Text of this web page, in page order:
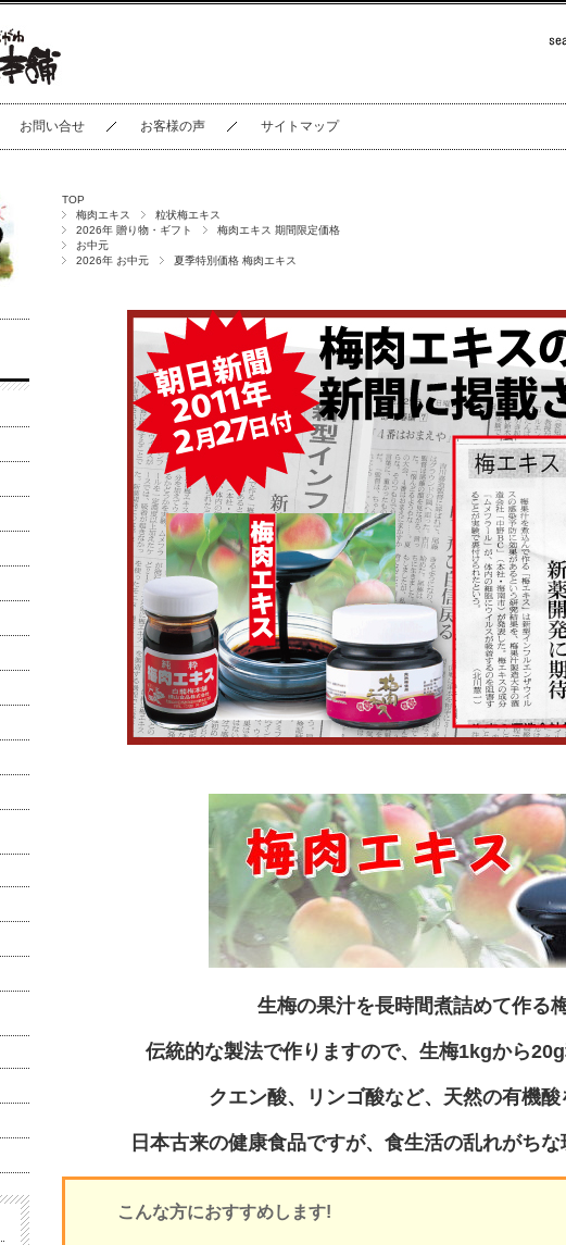
お問い合せ お客様の声 サイトマップ
TOP
梅肉エキス
粒状梅エキス
2026年 贈り物・ギフト
梅肉エキス 期間限定価格
お中元
2026年 お中元
夏季特別価格 梅肉エキス
生梅の果汁を長時間煮詰めて作る
伝統的な製法で作りますので、生梅1kgから
クエン酸、リンゴ酸など、天然の有機
日本古来の健康食品ですが、食生活の乱れがち
こんな方におすすめします!